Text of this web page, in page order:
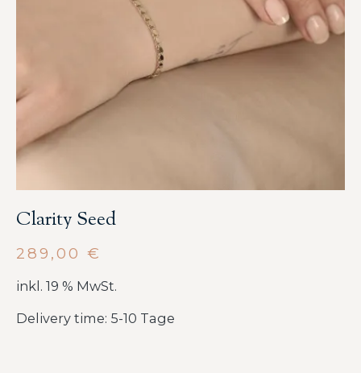
Clarity Seed
289,00 €
inkl. 19 % MwSt.
Delivery time: 5-10 Tage